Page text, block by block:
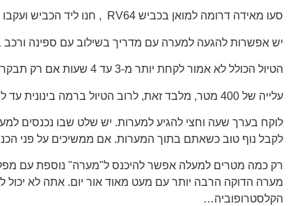
סעו מאידה דרומה למואן בכביש RV64 , חנו ליד הכביש ועקבו אחר השביל המסומן לכיוון Trollkirka. חנו בחנייה המוסדרת .
יש אפשרות להגעה למערה עם מדריך בשילוב עם ספינה ורכב
הטיול הכולל לא אמור לקחת יותר מ-3 עד 4 שעות אם רק תבקרו במערות.
עלייה של 400 מטר, מלבד זאת, לרוב הטיול ברמה בינונית עד למערה. – תלוי בכושר שלכם.
לקבל נוף טוב כשאתם בתוך המערות. אם ממשיכים על פני
הקלסטרופוביה…